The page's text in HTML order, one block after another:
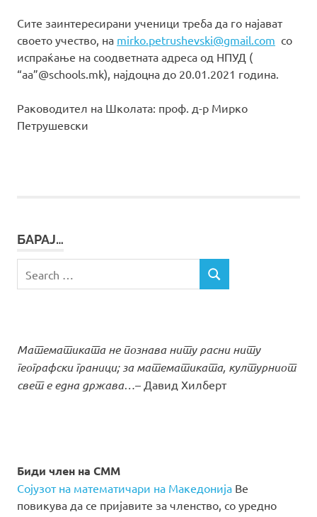
Сите заинтересирани ученици треба да го најават
своето учество, на mirko.petrushevski@gmail.com со
испраќање на соодветната адреса од НПУД (
“aa”@schools.mk), најдоцна до 20.01.2021 година.
Раководител на Школата: проф. д-р Мирко
Петрушевски
БАРАЈ…
for:
SEARCH
Математиката не познава ниту расни ниту
географски граници; за математиката, културниот
свет е една држава…– Давид Хилберт
Биди член на СММ
Сојузот на математичари на Македонија Ве
повикува да се пријавите за членство, со уредно